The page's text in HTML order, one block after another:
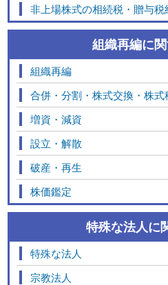
非上場株式の相続税・贈与税
組織再編に
組織再編
合併・分割・株式交換・株式
増資・減資
設立・解散
破産・再生
株価鑑定
特殊な法人に
特殊な法人
宗教法人